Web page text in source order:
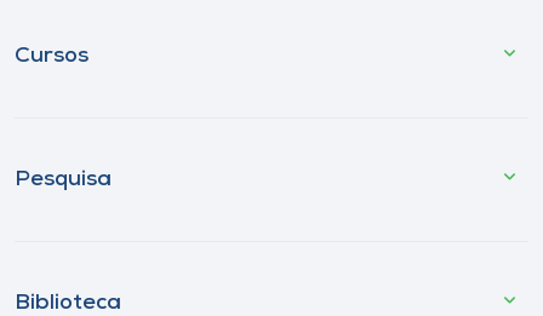
Cursos
Pesquisa
Biblioteca